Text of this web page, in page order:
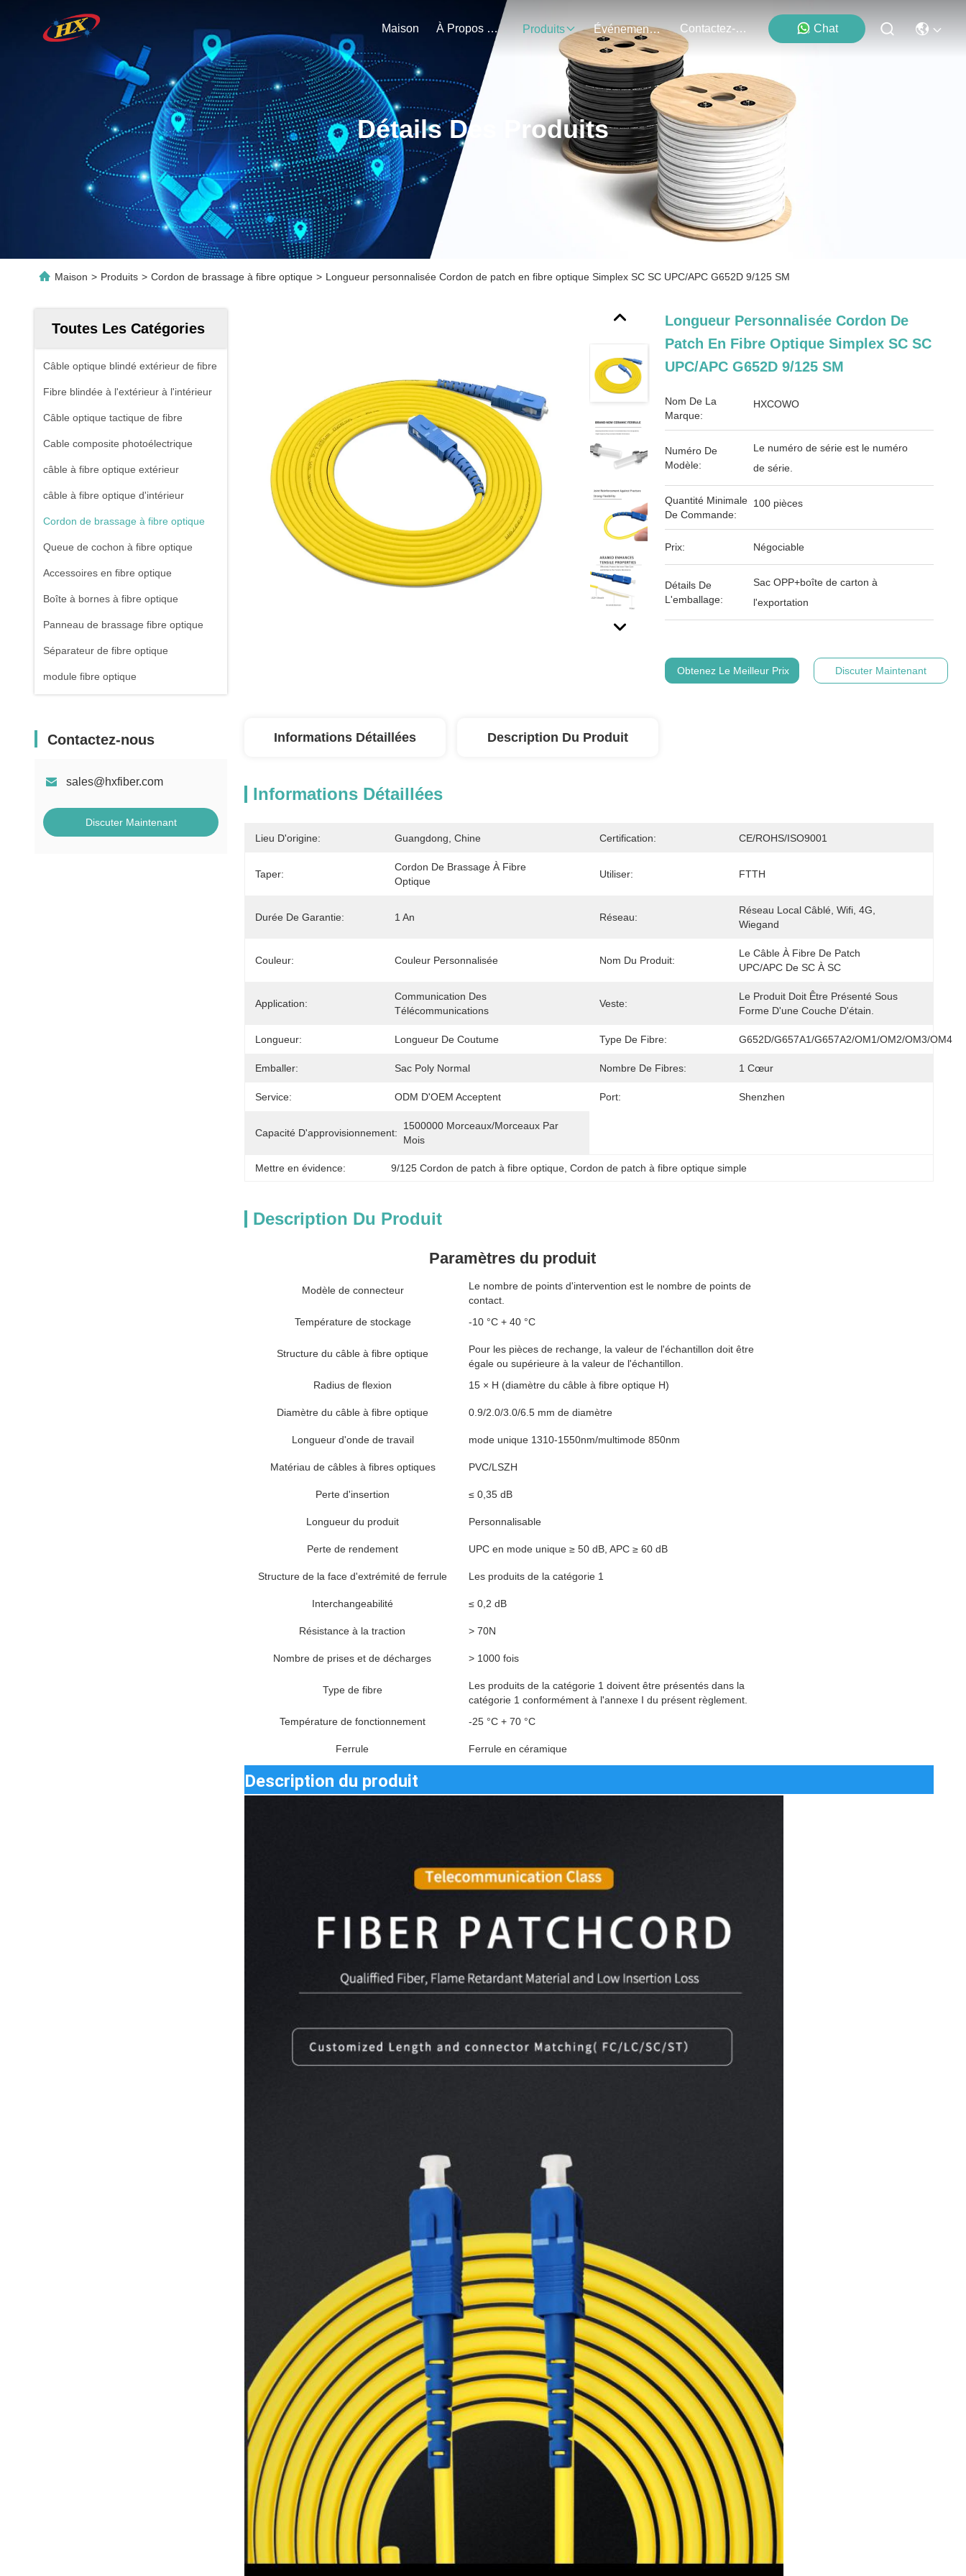
Maison À Propos De Nous Produits Événements Contactez-Nous Chat
Détails Des Produits
Maison > Produits > Cordon de brassage à fibre optique > Longueur personnalisée Cordon de patch en fibre optique Simplex SC SC UPC/APC G652D 9/125 SM
Toutes Les Catégories
Câble optique blindé extérieur de fibre
Fibre blindée à l'extérieur à l'intérieur
Câble optique tactique de fibre
Cable composite photoélectrique
câble à fibre optique extérieur
câble à fibre optique d'intérieur
Cordon de brassage à fibre optique
Queue de cochon à fibre optique
Accessoires en fibre optique
Boîte à bornes à fibre optique
Panneau de brassage fibre optique
Séparateur de fibre optique
module fibre optique
Contactez-nous
sales@hxfiber.com
Discuter Maintenant
Longueur Personnalisée Cordon De
Patch En Fibre Optique Simplex SC SC
UPC/APC G652D 9/125 SM
Nom De La
Marque:
HXCOWO
Numéro De
Modèle:
Le numéro de série est le numéro
de série.
Quantité Minimale
De Commande:
100 pièces
Prix: Négociable
Détails De
L'emballage:
Sac OPP+boîte de carton à
l'exportation
Obtenez Le Meilleur Prix Discuter Maintenant
Informations Détaillées Description Du Produit
Informations Détaillées
Lieu D'origine: Guangdong, Chine Certification: CE/ROHS/ISO9001
Taper:
Cordon De Brassage À Fibre
Optique
Utiliser: FTTH
Durée De Garantie: 1 An Réseau:
Réseau Local Câblé, Wifi, 4G,
Wiegand
Couleur: Couleur Personnalisée Nom Du Produit:
Le Câble À Fibre De Patch
UPC/APC De SC À SC
Application:
Communication Des
Télécommunications
Veste:
Le Produit Doit Être Présenté Sous
Forme D'une Couche D'étain.
Longueur: Longueur De Coutume Type De Fibre: G652D/G657A1/G657A2/OM1/OM2/OM3/OM4
Emballer: Sac Poly Normal Nombre De Fibres: 1 Cœur
Service: ODM D'OEM Acceptent Port: Shenzhen
Capacité D'approvisionnement:
1500000 Morceaux/morceaux Par
Mois
Mettre en évidence: 9/125 Cordon de patch à fibre optique, Cordon de patch à fibre optique simple
Description Du Produit
Paramètres du produit
Modèle de connecteur
Le nombre de points d'intervention est le nombre de points de
contact.
Température de stockage
-10 °C + 40 °C
Structure du câble à fibre optique
Pour les pièces de rechange, la valeur de l'échantillon doit être
égale ou supérieure à la valeur de l'échantillon.
Radius de flexion
15 × H (diamètre du câble à fibre optique H)
Diamètre du câble à fibre optique 0.9/2.0/3.0/6.5 mm de diamètre
Longueur d'onde de travail mode unique 1310-1550nm/multimode 850nm
Matériau de câbles à fibres optiques PVC/LSZH
Perte d'insertion ≤ 0,35 dB
Longueur du produit Personnalisable
Perte de rendement UPC en mode unique ≥ 50 dB, APC ≥ 60 dB
Structure de la face d'extrémité de ferrule Les produits de la catégorie 1
Interchangeabilité ≤ 0,2 dB
Résistance à la traction > 70N
Nombre de prises et de décharges > 1000 fois
Type de fibre
Les produits de la catégorie 1 doivent être présentés dans la
catégorie 1 conformément à l'annexe I du présent règlement.
Température de fonctionnement
-25 °C + 70 °C
Ferrule Ferrule en céramique
Description du produit